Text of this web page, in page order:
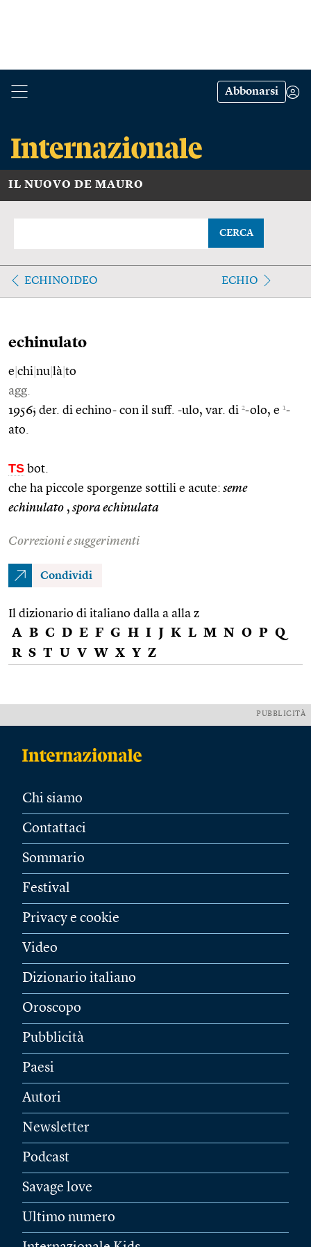
Abbonarsi
IL NUOVO DE MAURO
CERCA
ECHINOIDEO ECHIO
echinulato
e chi nu là to
agg.
1956; der. di echino- con il suff. -ulo, var. di 2-olo, e 1-
ato.
TS bot.
che ha piccole sporgenze sottili e acute: seme
echinulato , spora echinulata
Correzioni e suggerimenti
Condividi
Il dizionario di italiano dalla a alla z
A B C D E F G H I J K L M N O P Q
R S T U V W X Y Z
PUBBLICITÀ
Chi siamo
Contattaci
Sommario
Festival
Privacy e cookie
Video
Dizionario italiano
Oroscopo
Pubblicità
Paesi
Autori
Newsletter
Podcast
Savage love
Ultimo numero